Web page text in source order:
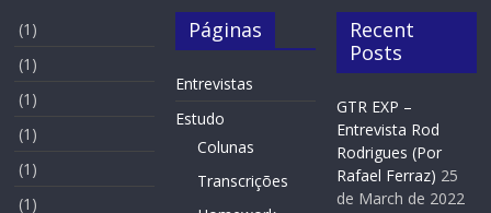
(1)
(1)
(1)
(1)
(1)
(1)
Páginas
Entrevistas
Estudo
Colunas
Transcrições
Recent
Posts
GTR EXP –
Entrevista Rod
Rodrigues (Por
Rafael Ferraz) 25
de March de 2022